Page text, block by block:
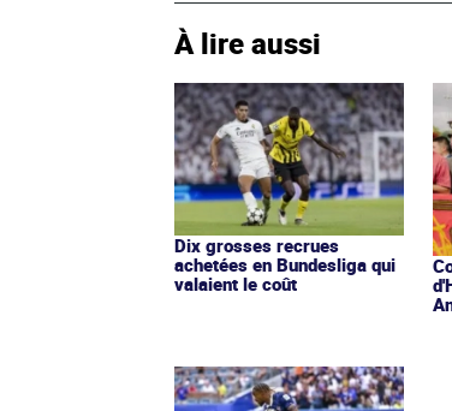
À lire aussi
Dix grosses recrues
achetées en Bundesliga qui
valaient le coût